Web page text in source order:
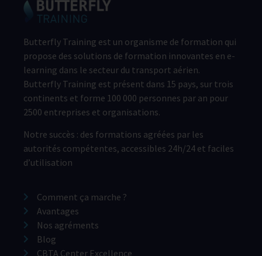
Butterfly Training est un organisme de formation qui
propose des solutions de formation innovantes en e-
learning dans le secteur du transport aérien.
Butterfly Training est présent dans 15 pays, sur trois
continents et forme 100 000 personnes par an pour
2500 entreprises et organisations.
Notre succès : des formations agréées par les
autorités compétentes, accessibles 24h/24 et faciles
d’utilisation
Comment ça marche ?
Avantages
Nos agréments
Blog
CBTA Center Excellence